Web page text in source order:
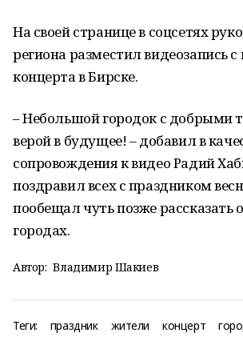
На своей странице в соцсетях
региона разместил видеозапись
концерта в Бирске.
– Небольшой городок с добрыми
верой в будущее! – добавил в
сопровождения к видео Радий
поздравил всех с праздником
пообещал чуть позже рассказать
городах.
Автор: Владимир Шакиев
Теги: праздник жители концерт